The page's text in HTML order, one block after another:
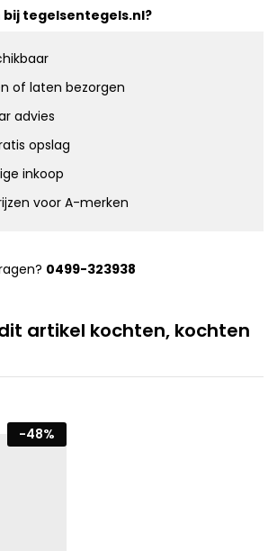
tegelsentegels.nl?
of laten bezorgen
advies
opslag
inkoop
voor A-merken
0499-323938
artikel kochten, kochten
-48%